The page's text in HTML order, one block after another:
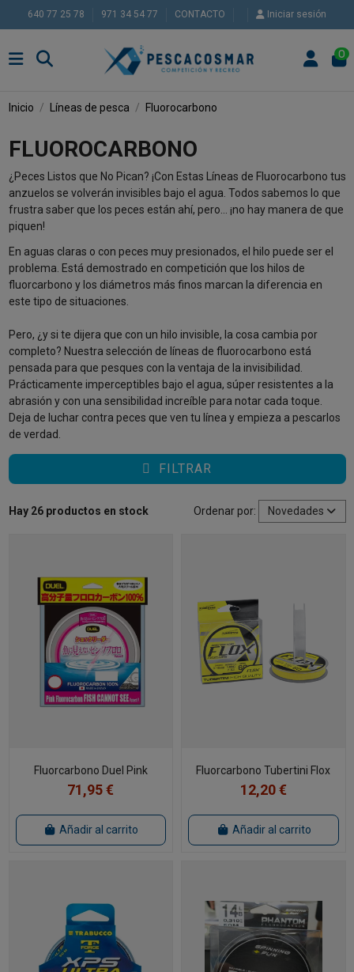
640 77 25 78 971 34 54 77 CONTACTO Iniciar sesión
0
Inicio Líneas de pesca Fluorocarbono
FLUOROCARBONO
¿Peces Listos que No Pican? ¡Con Estas Líneas de Fluorocarbono tus
anzuelos se volverán invisibles bajo el agua. Todos sabemos lo que
frustra saber que los peces están ahí, pero… ¡no hay manera de que
piquen!
En aguas claras o con peces muy presionados, el hilo puede ser el
problema. Está demostrado en competición que los hilos de
fluorcarbono y los diámetros más finos marcan la diferencia en
este tipo de situaciones.
Pero, ¿y si te dijera que con un hilo invisible, la cosa cambia por
completo? Nuestra selección de líneas de fluorocarbono está
pensada para que pesques con la ventaja de la invisibilidad.
Prácticamente imperceptibles bajo el agua, súper resistentes a la
abrasión y con una sensibilidad increíble para notar cada toque.
Deja de luchar contra peces que ven tu línea y empieza a pescarlos
de verdad.
FILTRAR
Hay 26 productos en stock Ordenar por: Novedades
Fluorcarbono Duel Pink
71,95 €
Añadir al carrito
Fluorcarbono Tubertini Flox
12,20 €
Añadir al carrito